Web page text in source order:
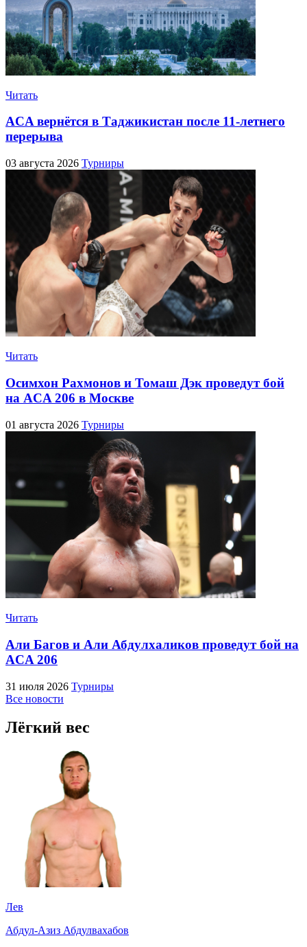
Читать
ACA вернётся в Таджикистан после 11-летнего
перерыва
03 августа 2026 Турниры
Читать
Осимхон Рахмонов и Томаш Дэк проведут бой
на ACA 206 в Москве
01 августа 2026 Турниры
Читать
Али Багов и Али Абдулхаликов проведут бой на
ACA 206
31 июля 2026 Турниры
Все новости
Лёгкий вес
Лев
Абдул-Азиз Абдулвахабов